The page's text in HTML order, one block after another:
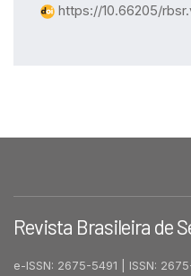
https://10.66205/
Revista Brasileira de
e-ISSN: 2675-5491 | ISSN: